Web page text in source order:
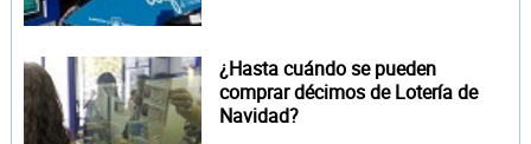
¿Hasta cuándo se pueden
comprar décimos de Lotería de
Navidad?